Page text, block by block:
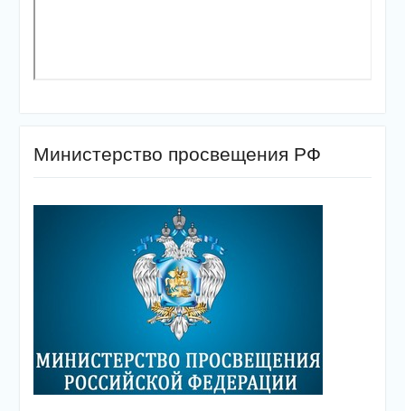
Министерство просвещения РФ